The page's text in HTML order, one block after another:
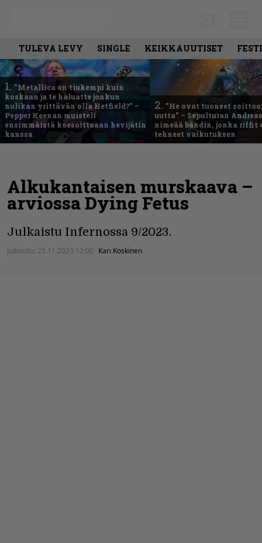
TULEVA LEVY SINGLE KEIKKAUUTISET
1. ”Metallica on tiukempi kuin
koskaan ja te haluatte jonkun
nulikan yrittävän olla Hetfield?” –
Pepper Keenan muisteli
ensimmäistä koesoittoaan hevijätin
kanssa
2. ”He ovat tuoneet
uutta” – Sepulturan
nimeää bändin, jonka riffit
tehneet vaikutuksen
Alkukantaisen murskaava –
arviossa Dying Fetus
Julkaistu Infernossa 9/2023.
Julkaistu: 25.11.2023 12:00 Kari Koskinen